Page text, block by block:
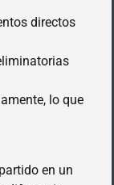
directos
lo que
en un